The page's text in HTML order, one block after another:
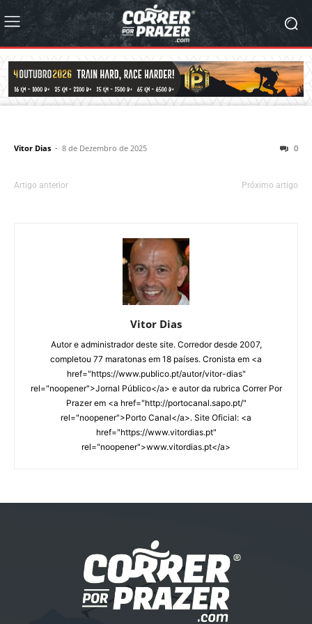
Vitor Dias - 8 de Dezembro de 2025 0
Artigo anterior Próximo artigo
Vitor Dias
Autor e administrador deste site. Corredor desde 2007,
completou 77 maratonas em 18 países. Cronista em <a
href="https://www.publico.pt/autor/vitor-dias"
rel="noopener">Jornal Público</a> e autor da rubrica Correr Por
Prazer em <a href="http://portocanal.sapo.pt/"
rel="noopener">Porto Canal</a>. Site Oficial: <a
href="https://www.vitordias.pt"
rel="noopener">www.vitordias.pt</a>